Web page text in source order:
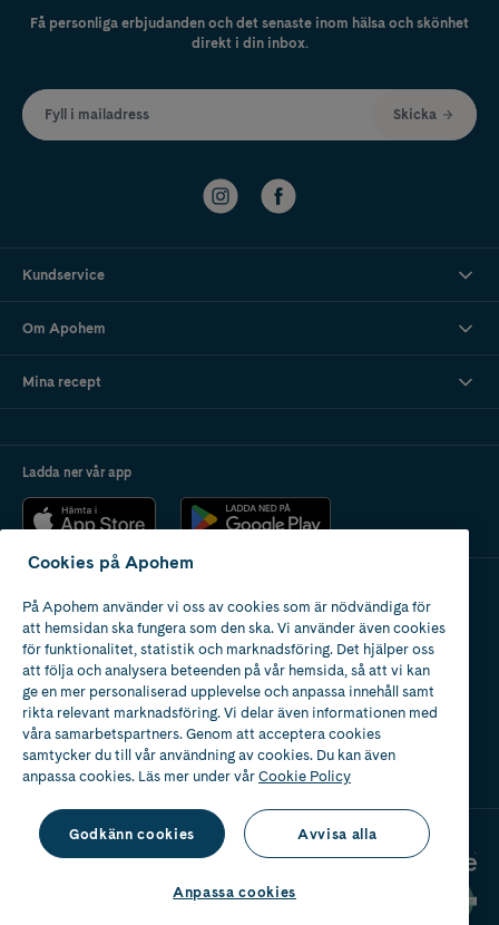
Få personliga erbjudanden och det senaste inom hälsa och skönhet
direkt i din inbox.
Fyll i mailadress Skicka
Kundservice
Om Apohem
Mina recept
Ladda ner vår app
Apotek med tillstånd
av Läkemedelsverket
Cookies på Apohem
På Apohem använder vi oss av cookies som är nödvändiga för
att hemsidan ska fungera som den ska. Vi använder även cookies
för funktionalitet, statistik och marknadsföring. Det hjälper oss
att följa och analysera beteenden på vår hemsida, så att vi kan
ge en mer personaliserad upplevelse och anpassa innehåll samt
rikta relevant marknadsföring. Vi delar även informationen med
våra samarbetspartners. Genom att acceptera cookies
samtycker du till vår användning av cookies. Du kan även
anpassa cookies. Läs mer under vårCookie Policy
Godkänn cookies Avvisa alla
Anpassa cookies